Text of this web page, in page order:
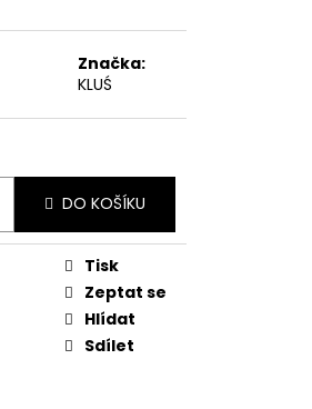
Značka:
KLUŚ
DO KOŠÍKU
Tisk
Zeptat se
Hlídat
Sdílet